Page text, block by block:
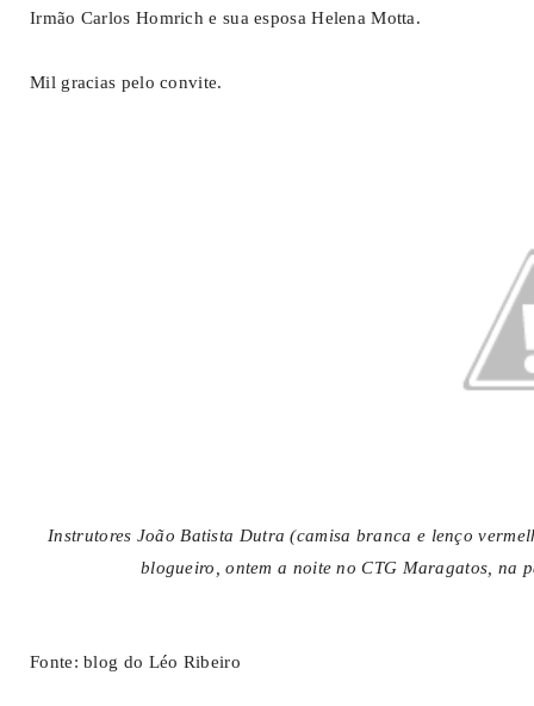
Irmão Carlos Homrich e sua esposa Helena Motta.
Mil gracias pelo convite.
Instrutores João Batista Dutra (camisa branca e lenço
blogueiro, ontem a noite no CTG Maragatos, na
Fonte: blog do Léo Ribeiro